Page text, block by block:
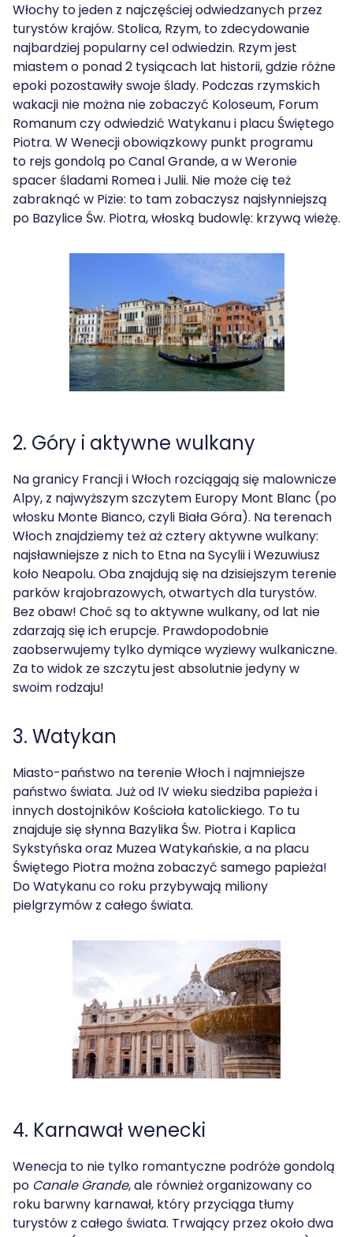
Włochy to jeden z najczęściej odwiedzanych przez
turystów krajów. Stolica, Rzym, to zdecydowanie
najbardziej popularny cel odwiedzin. Rzym jest
miastem o ponad 2 tysiącach lat historii, gdzie różne
epoki pozostawiły swoje ślady. Podczas rzymskich
wakacji nie można nie zobaczyć Koloseum, Forum
Romanum czy odwiedzić Watykanu i placu Świętego
Piotra. W Wenecji obowiązkowy punkt programu
to rejs gondolą po Canal Grande, a w Weronie
spacer śladami Romea i Julii. Nie może cię też
zabraknąć w Pizie: to tam zobaczysz najsłynniejszą
po Bazylice Św. Piotra, włoską budowlę: krzywą wieżę.
2. Góry i aktywne wulkany
Na granicy Francji i Włoch rozciągają się malownicze
Alpy, z najwyższym szczytem Europy Mont Blanc (po
włosku Monte Bianco, czyli Biała Góra). Na terenach
Włoch znajdziemy też aż cztery aktywne wulkany:
najsławniejsze z nich to Etna na Sycylii i Wezuwiusz
koło Neapolu. Oba znajdują się na dzisiejszym terenie
parków krajobrazowych, otwartych dla turystów.
Bez obaw! Choć są to aktywne wulkany, od lat nie
zdarzają się ich erupcje. Prawdopodobnie
zaobserwujemy tylko dymiące wyziewy wulkaniczne.
Za to widok ze szczytu jest absolutnie jedyny w
swoim rodzaju!
3. Watykan
Miasto-państwo na terenie Włoch i najmniejsze
państwo świata. Już od IV wieku siedziba papieża i
innych dostojników Kościoła katolickiego. To tu
znajduje się słynna Bazylika Św. Piotra i Kaplica
Sykstyńska oraz Muzea Watykańskie, a na placu
Świętego Piotra można zobaczyć samego papieża!
Do Watykanu co roku przybywają miliony
pielgrzymów z całego świata.
4. Karnawał wenecki
Wenecja to nie tylko romantyczne podróże gondolą
po Canale Grande, ale również organizowany co
roku barwny karnawał, który przyciąga tłumy
turystów z całego świata. Trwający przez około dwa